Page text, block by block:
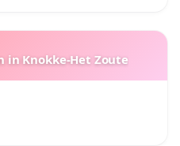
in Knokke-Het Zoute